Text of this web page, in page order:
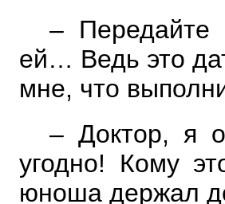
– Передайте
ей… Ведь это
мне, что
– Доктор, я
угодно! Кому
юноша держал